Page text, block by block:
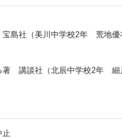
島社（美川中学校2年 荒地優
著 講談社（北辰中学校2年 細
止